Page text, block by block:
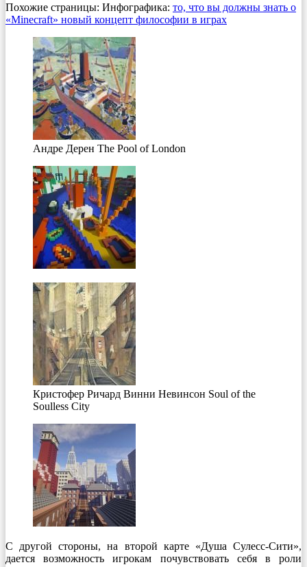
Похожие страницы: Инфографика: то, что вы должны знать о
«Minecraft» новый концепт философии в играх
Андре Дерен The Pool of London
Кристофер Ричард Винни Невинсон Soul of the
Soulless City
С другой стороны, на второй карте «Душа Сулесс-Сити»,
дается возможность игрокам почувствовать себя в роли